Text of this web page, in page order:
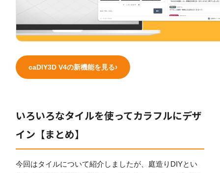
caDIY3D V4の新機能を見る
いろいろなタイルを使ってカラフルにデザ
イン【まとめ】
今回はタイルについて紹介しましたが、庭造りDIYとい